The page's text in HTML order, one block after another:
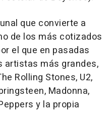
que convierte a
de los más cotizados
el que en pasadas
artistas más grandes,
Rolling Stones, U2,
Madonna,
y la propia